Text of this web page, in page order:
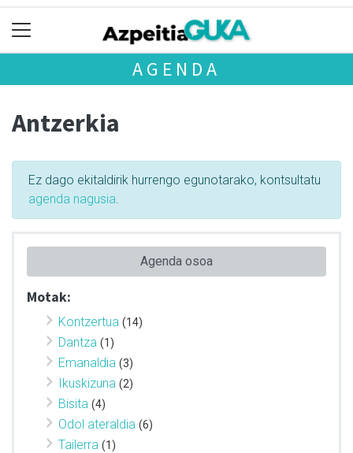
AGENDA
Antzerkia
Ez dago ekitaldirik hurrengo egunotarako, kontsultatu
agenda nagusia
Agenda osoa
Motak:
Kontzertua (14)
Dantza (1)
Emanaldia (3)
Ikuskizuna (2)
Bisita (4)
Odol ateraldia (6)
Tailerra (1)